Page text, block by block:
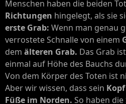
Menschen haben die beiden
Richtungen hingelegt, als sie
erste Grab: Wenn man genau
verrostete Schnalle von einem
dem älteren Grab. Das Grab
einmal auf Höhe des Bauchs
Von dem Körper des Toten ist
Aber wir wissen, dass sein
Füße im Norden. So haben die